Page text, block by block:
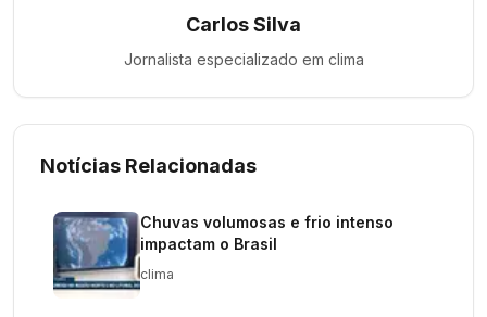
Carlos Silva
Jornalista especializado em clima
Notícias Relacionadas
Chuvas volumosas e frio intenso
impactam o Brasil
clima